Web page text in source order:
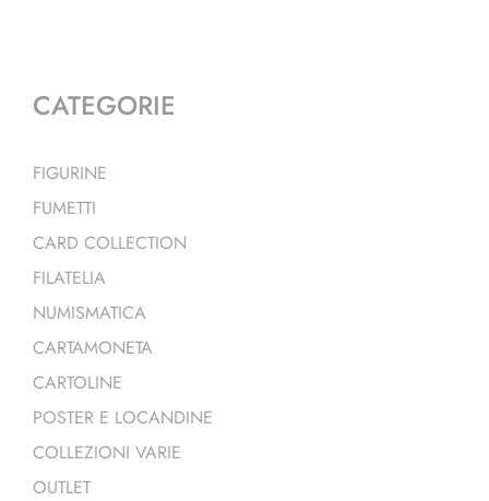
CATEGORIE
FIGURINE
FUMETTI
CARD COLLECTION
FILATELIA
NUMISMATICA
CARTAMONETA
CARTOLINE
POSTER E LOCANDINE
COLLEZIONI VARIE
OUTLET